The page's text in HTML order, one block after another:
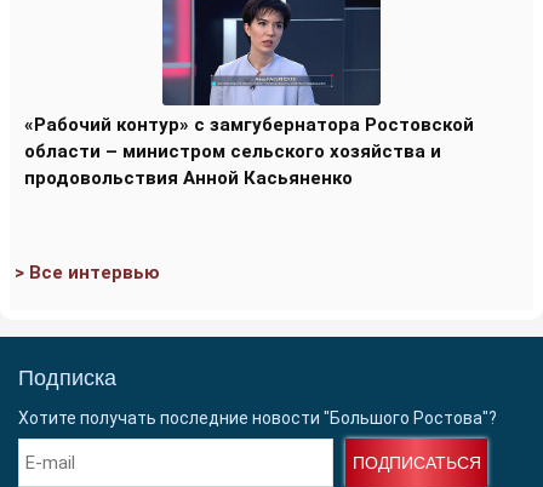
«Рабочий контур» с замгубернатора Ростовской
области – министром сельского хозяйства и
продовольствия Анной Касьяненко
> Все интервью
Подписка
Хотите получать последние новости "Большого Ростова"?
ПОДПИСАТЬСЯ